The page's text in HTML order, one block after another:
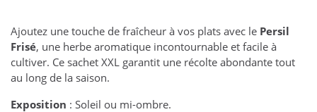
Ajoutez une touche de fraîcheur à vos plats avec le Persil
Frisé, une herbe aromatique incontournable et facile à
cultiver. Ce sachet XXL garantit une récolte abondante tout
au long de la saison.
Exposition : Soleil ou mi-ombre.